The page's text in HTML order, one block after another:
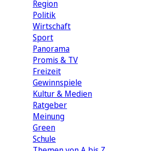
Region
Politik
Wirtschaft
Sport
Panorama
Promis & TV
Freizeit
Gewinnspiele
Kultur & Medien
Ratgeber
Meinung
Green
Schule